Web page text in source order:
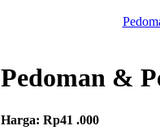
Pedoman &
Harga: Rp41 .000